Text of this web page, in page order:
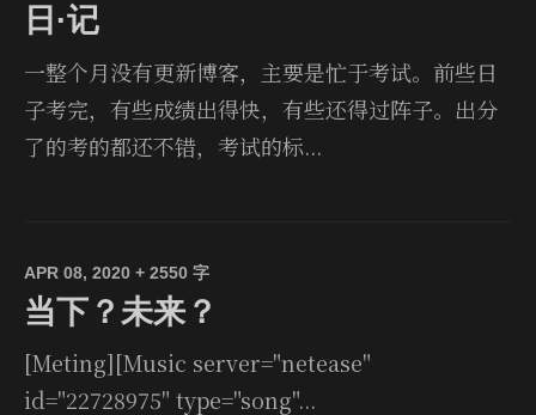
日·记
一整个月没有更新博客，主要是忙于考试。前些日
子考完，有些成绩出得快，有些还得过阵子。出分
了的考的都还不错，考试的标...
APR 08, 2020 + 2550 字
当下？未来？
[Meting][Music server="netease"
id="22728975" type="song"...